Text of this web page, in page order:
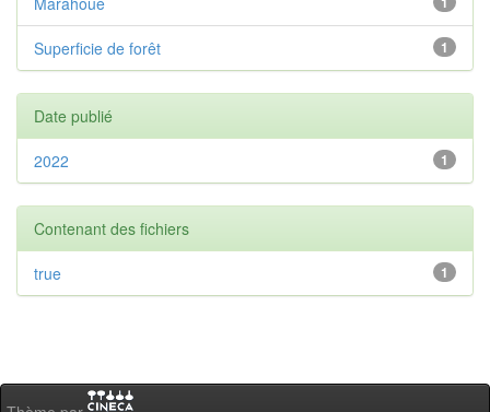
1
Superficie de forêt
Date publié
1
2022
Contenant des fichiers
1
true